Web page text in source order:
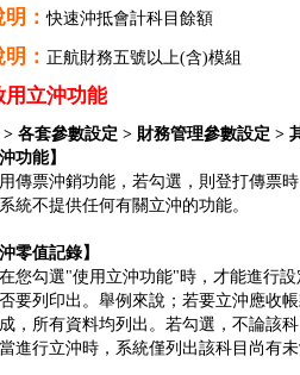
明：快速沖抵會計科目餘額
： 正航財務五號以上(含)模組
用立沖功能
各套參數設定 > 財務管理參數設定 >
功能】
傳票沖銷功能，若勾選，則登打傳票
統不提供任何有關立沖的功能。
零值記錄】
您勾選"使用立沖功能"時，才能進行
要列印出。舉例來說；若要立沖應收
，所有資料均列出。若勾選，不論該
進行立沖時，系統僅列出該科目尚有